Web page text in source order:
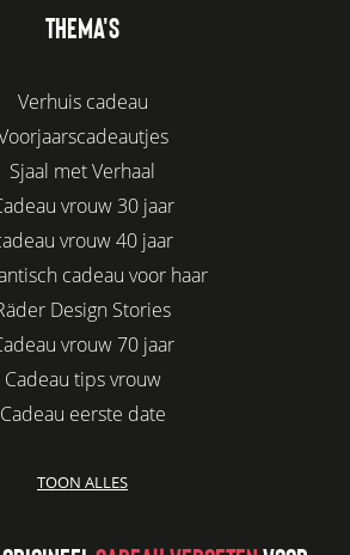
THEMA'S
Verhuis cadeau
Sjaal met Verhaal
vrouw 30 jaar
vrouw 40 jaar
cadeau voor haar
Design Stories
vrouw 70 jaar
Cadeau tips vrouw
Cadeau eerste date
Leuke kadootjes
TOON ALLES